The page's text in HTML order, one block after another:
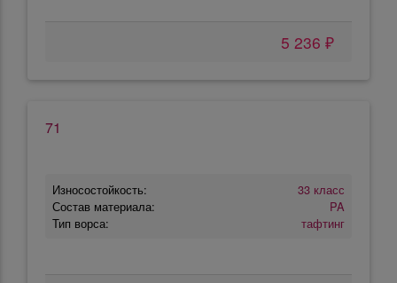
5 236 ₽
71
Износостойкость:
33 класс
Состав материала:
PA
Тип ворса:
тафтинг